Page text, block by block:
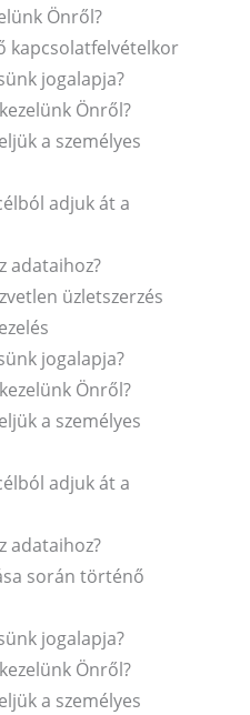
Önről?
kapcsolatfelvételkor
jogalapja?
Önről?
a személyes
adjuk át a
adataihoz?
üzletszerzés
jogalapja?
Önről?
a személyes
adjuk át a
adataihoz?
során történő
jogalapja?
Önről?
a személyes